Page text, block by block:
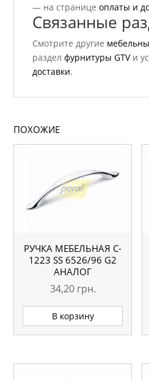
— на страницеоплаты и
Связанные
Смотрите другие
разделфурнитуры GTVи
доставки.
ПОХОЖИЕ
РУЧКА МЕБЕЛЬНАЯ C-
1223 SS 6526/96 G2
АНАЛОГ
34,20 грн.
В корзину